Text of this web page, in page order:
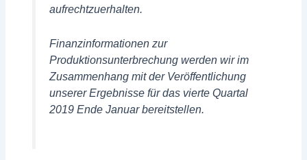
aufrechtzuerhalten.
Finanzinformationen zur
Produktionsunterbrechung werden wir im
Zusammenhang mit der Veröffentlichung
unserer Ergebnisse für das vierte Quartal
2019 Ende Januar bereitstellen.